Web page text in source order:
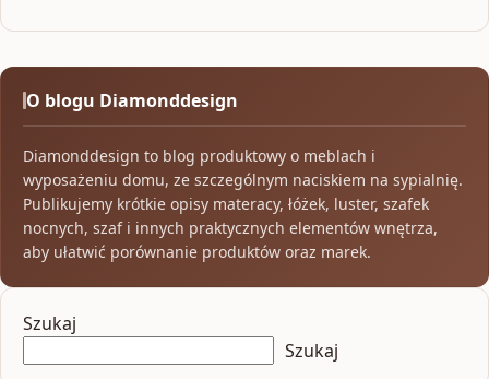
O blogu Diamonddesign
Diamonddesign to blog produktowy o meblach i
wyposażeniu domu, ze szczególnym naciskiem na sypialnię.
Publikujemy krótkie opisy materacy, łóżek, luster, szafek
nocnych, szaf i innych praktycznych elementów wnętrza,
aby ułatwić porównanie produktów oraz marek.
Szukaj
Szukaj